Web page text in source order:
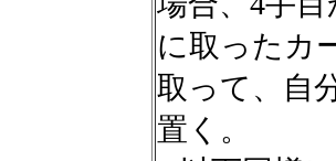
に取ったカ
取って、自
置く。